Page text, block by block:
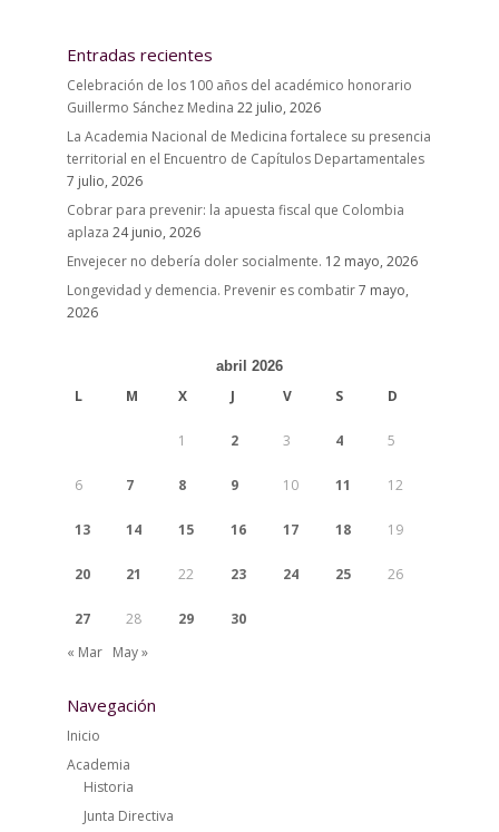
Entradas recientes
Celebración de los 100 años del académico honorario
Guillermo Sánchez Medina 22 julio, 2026
La Academia Nacional de Medicina fortalece su presencia
territorial en el Encuentro de Capítulos Departamentales
7 julio, 2026
Cobrar para prevenir: la apuesta fiscal que Colombia
aplaza 24 junio, 2026
Envejecer no debería doler socialmente. 12 mayo, 2026
Longevidad y demencia. Prevenir es combatir7 mayo,
2026
abril 2026
L M X J V S D
1 2 3 4 5
6 7 8 9 10 11 12
13 14 15 16 17 18 19
20 21 22 23 24 25 26
27 28 29
30
« Mar
May »
Navegación
Inicio
Academia
Historia
Junta Directiva